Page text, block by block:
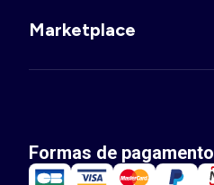
Marketplace
Formas de pagamento